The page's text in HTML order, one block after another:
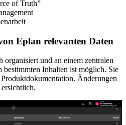
of Truth”
Eplan relevanten Daten
organisiert und an einem zentralen
bestimmten Inhalten ist möglich. Sie
Änderungen